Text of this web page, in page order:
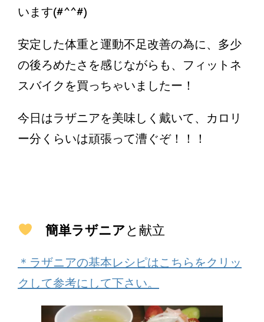
います(#^^#)
安定した体重と運動不足改善の為に、多少
の後ろめたさを感じながらも、フィットネ
スバイクを買っちゃいましたー！
今日はラザニアを美味しく戴いて、カロリ
ー分くらいは頑張って漕ぐぞ！！！
簡単ラザニアと献立
＊ラザニアの基本レシピはこちらをクリッ
クして参考にして下さい。